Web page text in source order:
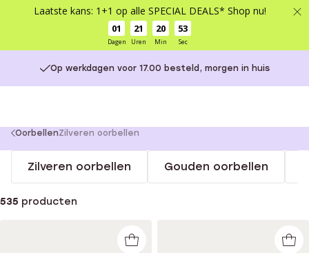
Laatste kans: 1+1 op alle SPECIAL DEALS* Shop nu!
01
Dagen
21
Uren
20
Min
53
Sec
Op werkdagen voor 17.00 besteld, morgen in huis
You
are
here:
OorbellenZilveren oorbellen
Zilveren oorbellen Gouden oorbellen
535 producten